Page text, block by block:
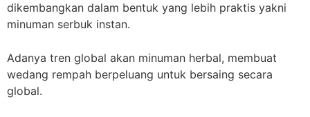
dikembangkan dalam bentuk yang lebih praktis yakni
minuman serbuk instan.
Adanya tren global akan minuman herbal, membuat
wedang rempah berpeluang untuk bersaing secara
global.